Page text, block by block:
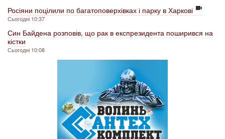
Росіяни поцілили по багатоповерхівках і парку в Харкові
Сьогодні 10:37
Син Байдена розповів, що рак в експрезидента поширився на
кістки
Сьогодні 10:08